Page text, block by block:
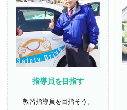
指導員を目指す
教習指導員を目指そう。